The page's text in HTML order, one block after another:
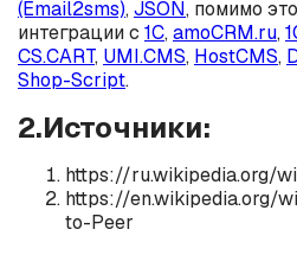
(Email2sms), JSON, помимо
интеграции с 1С, amoCRM.ru,
CS.CART, UMI.CMS, HostCMS,
Shop-Script.
2.Источники:
https://ru.wikipedia.org/
https://en.wikipedia.org/
to-Peer